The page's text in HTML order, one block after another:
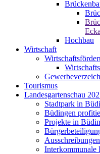
Hochbau
Wirtschaft
Tourismus
Landesgartenschau
Stadtpark in
Büdingen
Projekte in
Interkommunale